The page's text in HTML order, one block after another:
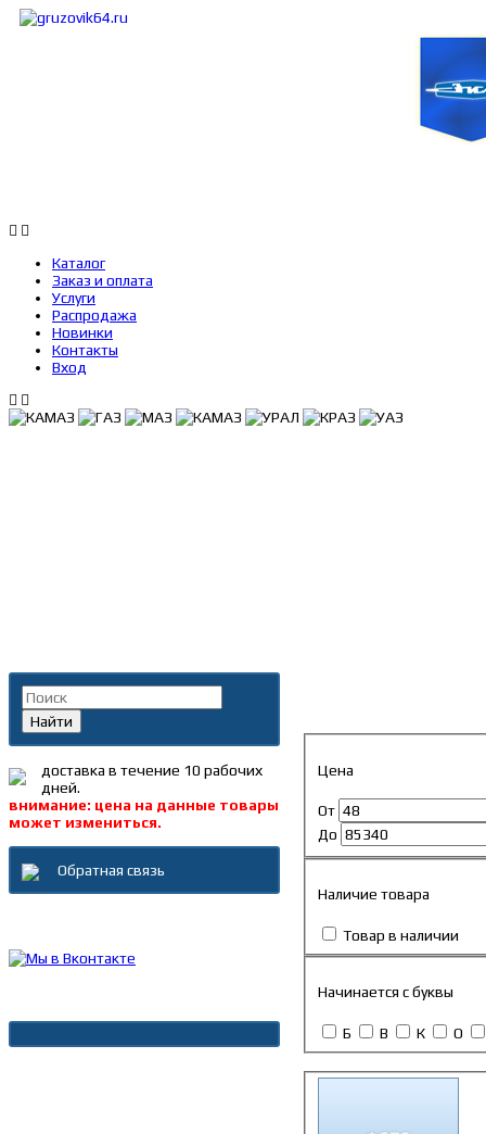
Каталог
Заказ и оплата
Услуги
Распродажа
Новинки
Контакты
Вход
Цена
От
До
Наличие товара
Товар в наличии
Начинается с буквы
Б В К О
Найти
доставка в течение 10 рабочих
дней.
внимание: цена на данные товары
может измениться.
Обратная связь